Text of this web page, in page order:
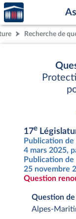
Aller au contenu
Aller en bas de la
Accèder
à la
page
d'accueilRecherche de
17e
Publication
4 mars 2025,
Publication
25 novembre
Question
Question de
Alpes-